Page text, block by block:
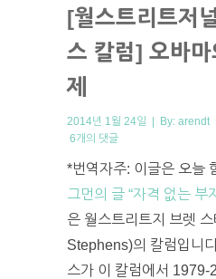
[월스트리트저
스 칼럼] 오바
제
2014년 1월 24일 | By: arendt
6개의 댓글
*번역자주: 이글은 오늘
그먼의 글 “자격 없는 부
은 월스트리트지 브렛
Stephens)의 칼럼입니
스가 이 칼럼에서 1979-